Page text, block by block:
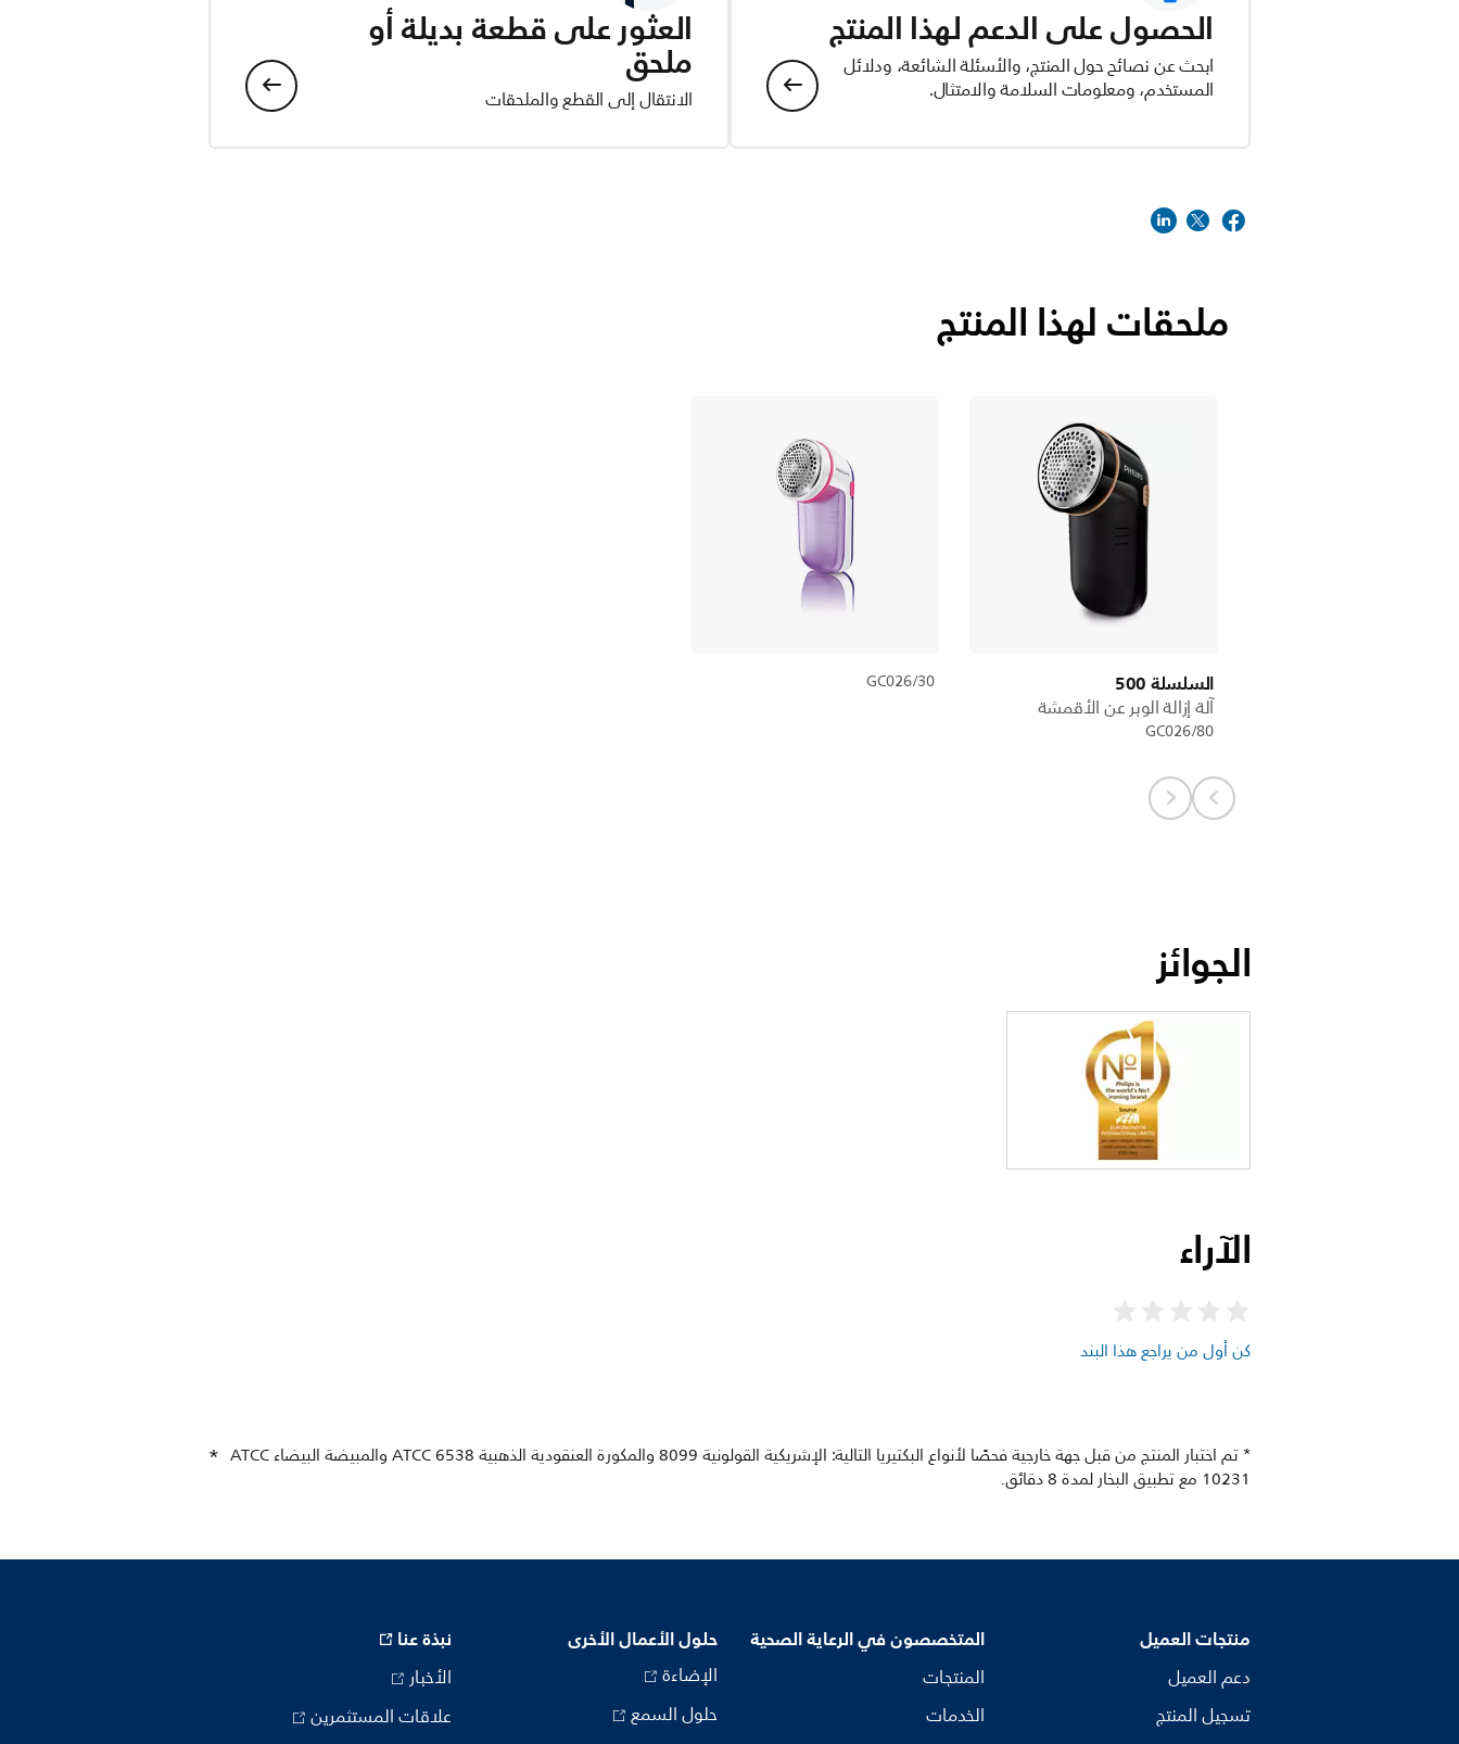
الحصول على الدعم لهذا المنتج
ابحث عن نصائح حول المنتج، والأسئلة الشائعة، ودلائل
المستخدم، ومعلومات السلامة والامتثال.
العثور على قطعة بديلة أو
ملحق
الانتقال إلى القطع والملحقات
ملحقات لهذا المنتج
السلسلة 500
آلة إزالة الوبر عن الأقمشة
GC026/80
GC026/30
الجوائز
الآراء
كن أول من يراجع هذا البند
* تم اختبار المنتج من قبل جهة خارجية فحصًا لأنواع البكتيريا التالية: الإشريكية القولونية 8099 والمكورة العنقودية الذهبية ATCC 6538 والمبيضة البيضاء ATCC
10231 مع تطبيق البخار لمدة 8 دقائق.
منتجات العميل
دعم العميل
تسجيل المنتج
المتخصصون في الرعاية الصحية
المنتجات
الخدمات
حلول الأعمال الأخرى
الإضاءة
حلول السمع
نبذة عنا
الأخبار
علاقات المستثمرين